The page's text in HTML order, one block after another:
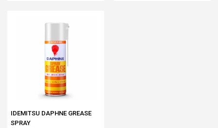
IDEMITSU DAPHNE GREASE
SPRAY